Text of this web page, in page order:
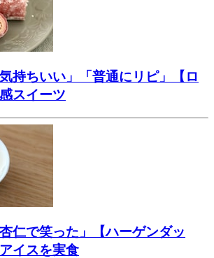
持ちいい」「普通にリピ」【ロ
スイーツ
仁で笑った」【ハーゲンダッ
イスを実食